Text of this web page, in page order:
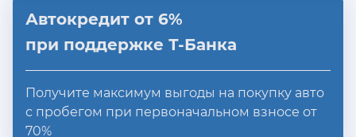
Автокредит от 6%
при поддержке Т-Банка
Получите максимум выгоды на покупку авто
с пробегом при первоначальном взносе от
70%